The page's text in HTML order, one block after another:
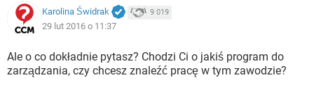
Karolina Świdrak 9 019
29 lut 2016 o 11:37
Ale o co dokładnie pytasz? Chodzi Ci o jakiś program do
zarządzania, czy chcesz znaleźć pracę w tym zawodzie?